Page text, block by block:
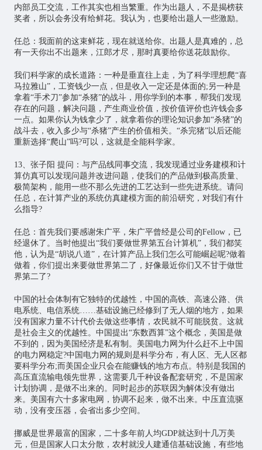
内部员工交流，工作其实也相当繁重。作为出题人，不是揭榜获
奖者，所以会务没有给鲜花。我认为，也要给出题人一些激励。
任总：我面前的这束鲜花，现在就送给你。出题人是真难的，总
有一天你出不出题来，江郎才尽，那时真要给你送花鼓励你。
我们科学家的成长道路：一种是垂直往上走，为了科学理想爬“喜
马拉雅山”，工资钱少一点，但是收入一定还是体面的;另一种是
拿着“手术刀”参加“杀猪”的战斗，用你学到的本事，帮我们发现
存在的问题，解决问题，产生商业价值，按价值评价也许钱会多
一点。如果你认为钱拿少了，就拿着你的理论知识参加“杀猪”的
战斗去，收入多少与“杀猪”产生的价值相关。“杀完猪”以后还能
重新选择“爬山”吗?可以，这就是全能科学家。
13、张子阳 提问：与产品线同事交流，我发现通过业务建模和计
算仿真可以发现问题并改进问题，使我们的产品做到极高质量、
极简架构，能用一些不那么先进的工艺达到一些先进系统。请问
任总，在计算产业的系统仿真建模方面的前沿研究，对我们有什
么指导?
任总：首先我们要感谢朱广平，朱广平曾经是公司的Fellow，已
经退休了。当时他提出“我们要做世界第五台计算机”，我们都笑
他，认为是“胡说八道”，在计算产品上我们怎么可能崛起呢?做着
做着，你们提出来要做世界第二了，好像最近你们又不甘于做世
界第二了?
中国的社会体制有它独特的优越性，中国的高铁、高速公路、供
电系统、电信系统……基础设施已经修到了无人烟的地方，如果
没有国家力量不计代价去做这些事情，农民就不可能脱贫。这就
是社会主义的优越性。中国提出“东数西算”这个概念，美国是做
不到的，因为美国经济是私有制。美国电力网为什么赶不上中国
的电力网稳定?中国电力网的规则是科学分布，有人区、无人区都
要科学分布;而美国企业只会在能赚钱的地方布点。特别是我国的
高压直流输电领先世界，这需要几千种设备配套研究，不是国家
计划协调，是做不出来的。同时起步的苏联因为解体没有做出
来。美国有六十多家电网，协调不起来，做不出来。中压直流驱
动，没有变压器，会省出多少空间。
挪威是世界最富的国家，二十多年前人均GDP就达到十几万美
元，但是国家人口太分散，农村就没人建通信基础设施，有些地